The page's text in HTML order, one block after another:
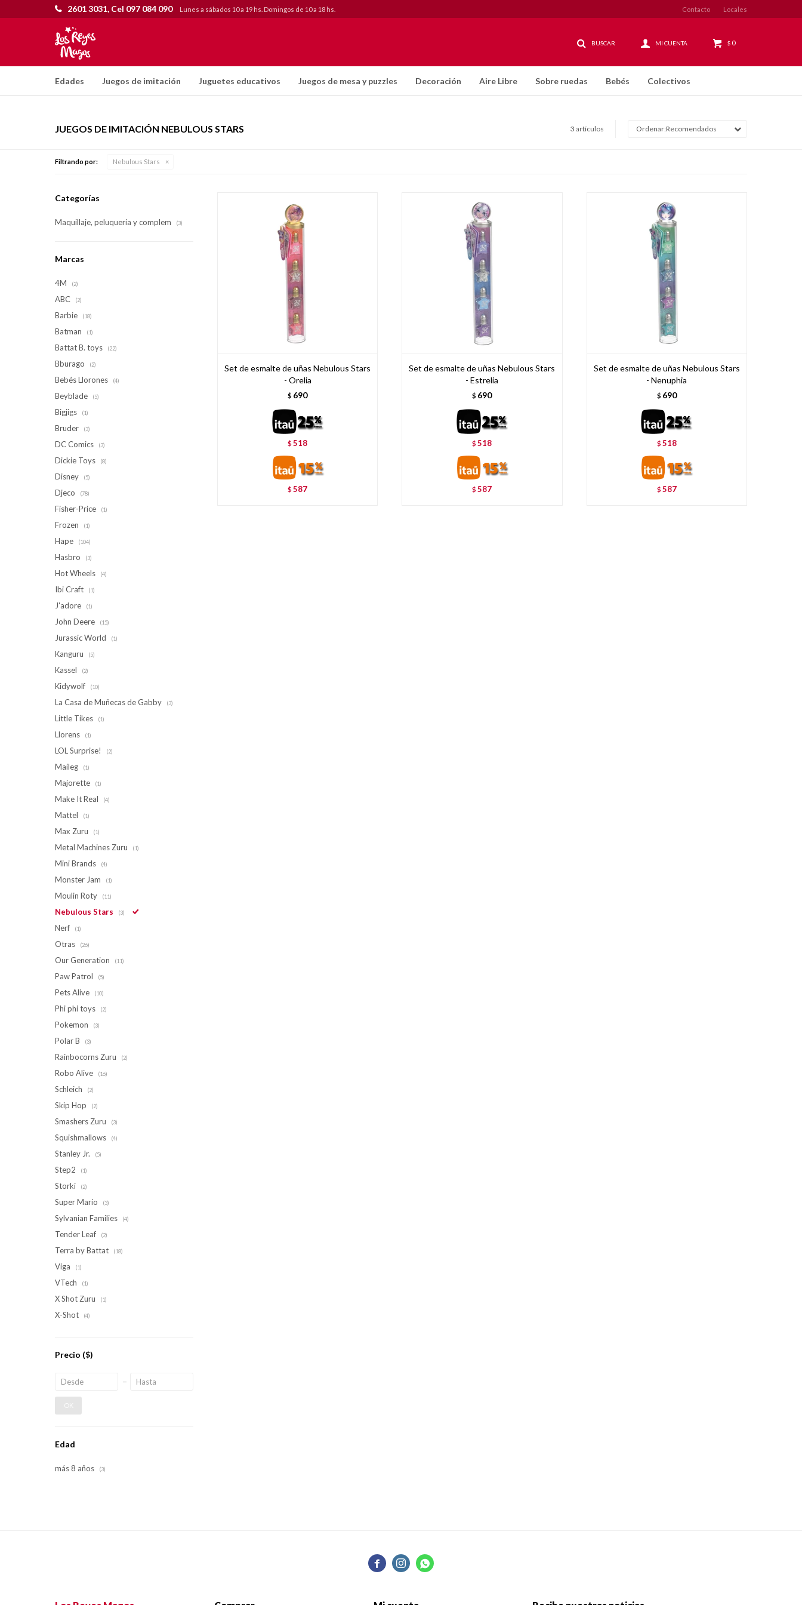
Edades Juegos de imitación Juguetes educativos Juegos de mesa y puzzles Decoración Aire Libre Sobre ruedas Bebés Colectivos
$ 0
2601 3031, Cel 097 084 090 Lunes a sábados 10 a 19 hs. Domingos de 10 a 18 hs. Contacto Locales
JUEGOS DE IMITACIÓN NEBULOUS STARS 3 artículos Recomendados
Filtrando por: Nebulous Stars
Set de esmalte de uñas Nebulous Stars
- Orelia
$ 690
$518
$587
Set de esmalte de uñas Nebulous Stars
- Estrelia
$ 690
$518
$587
Set de esmalte de uñas Nebulous Stars
- Nenuphia
$ 690
$518
$587
Categorías
Maquillaje, peluqueria y complem (3)
Marcas
4M (2)
ABC (2)
Barbie (18)
Batman (1)
Battat B. toys (22)
Bburago (2)
Bebés Llorones (4)
Beyblade (5)
Bigjigs (1)
Bruder (3)
DC Comics (3)
Dickie Toys (8)
Disney (5)
Djeco (78)
Fisher-Price (1)
Frozen (1)
Hape (104)
Hasbro (3)
Hot Wheels (4)
Ibi Craft (1)
J'adore (1)
John Deere (15)
Jurassic World (1)
Kanguru (5)
Kassel (2)
Kidywolf (10)
La Casa de Muñecas de Gabby (3)
Little Tikes (1)
Llorens (1)
LOL Surprise! (2)
Maileg (1)
Majorette (1)
Make It Real (4)
Mattel (1)
Max Zuru (1)
Metal Machines Zuru (1)
Mini Brands (4)
Monster Jam (1)
Moulin Roty (11)
Nebulous Stars (3)
Nerf (1)
Otras (26)
Our Generation (11)
Paw Patrol (5)
Pets Alive (10)
Phi phi toys (2)
Pokemon (3)
Polar B (3)
Rainbocorns Zuru (2)
Robo Alive (16)
Schleich (2)
Skip Hop (2)
Smashers Zuru (3)
Squishmallows (4)
Stanley Jr. (5)
Step2 (1)
Storki (2)
Super Mario (3)
Sylvanian Families (4)
Tender Leaf (2)
Terra by Battat (18)
Viga (1)
VTech (1)
X Shot Zuru (1)
X-Shot (4)
Precio ($)
OK
Edad
más 8 años (3)
  